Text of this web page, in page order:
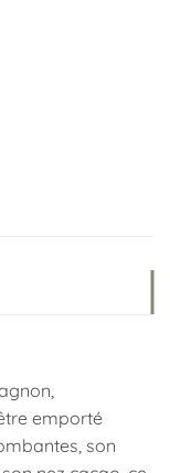
emporté
son